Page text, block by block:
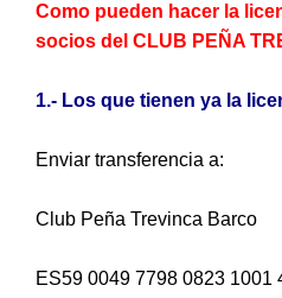
Como pueden hacer la
socios del CLUB PEÑA
1.- Los que tienen ya la
Enviar transferencia a:
Club Peña Trevinca Barco
ES59 0049 7798 0823 1001